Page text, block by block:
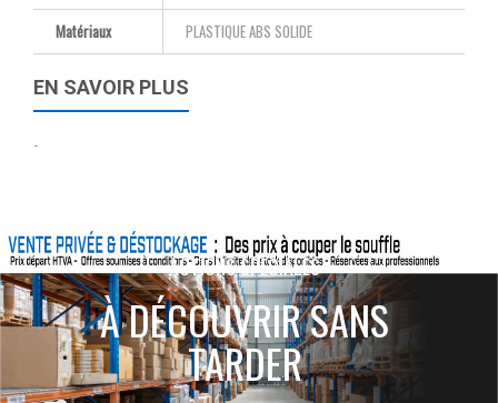
Matériaux PLASTIQUE ABS SOLIDE
EN SAVOIR PLUS
-
ACTIONS SPÉCIALES
À DÉCOUVRIR SANS
TARDER